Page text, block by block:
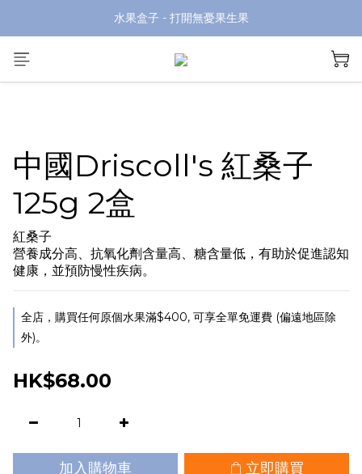
水果盒子 - 打開無憂果生果
中國Driscoll's 紅桑子
125g 2盒
紅桑子
營養成分高、抗氧化劑含量高、糖含量低，有助於促進認知
健康，並預防慢性疾病。
全店，購買任何原個水果滿$400, 可享全單免運費 (偏遠地區除
外)。
HK$68.00
加入購物車 立即購買